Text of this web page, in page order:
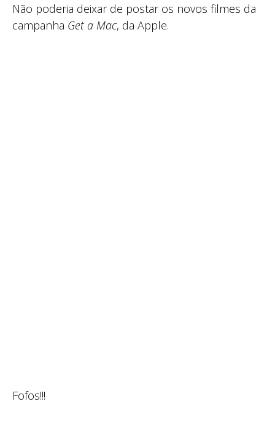
Não poderia deixar de postar os novos filmes da
campanha Get a Mac, da Apple.
Fofos!!!